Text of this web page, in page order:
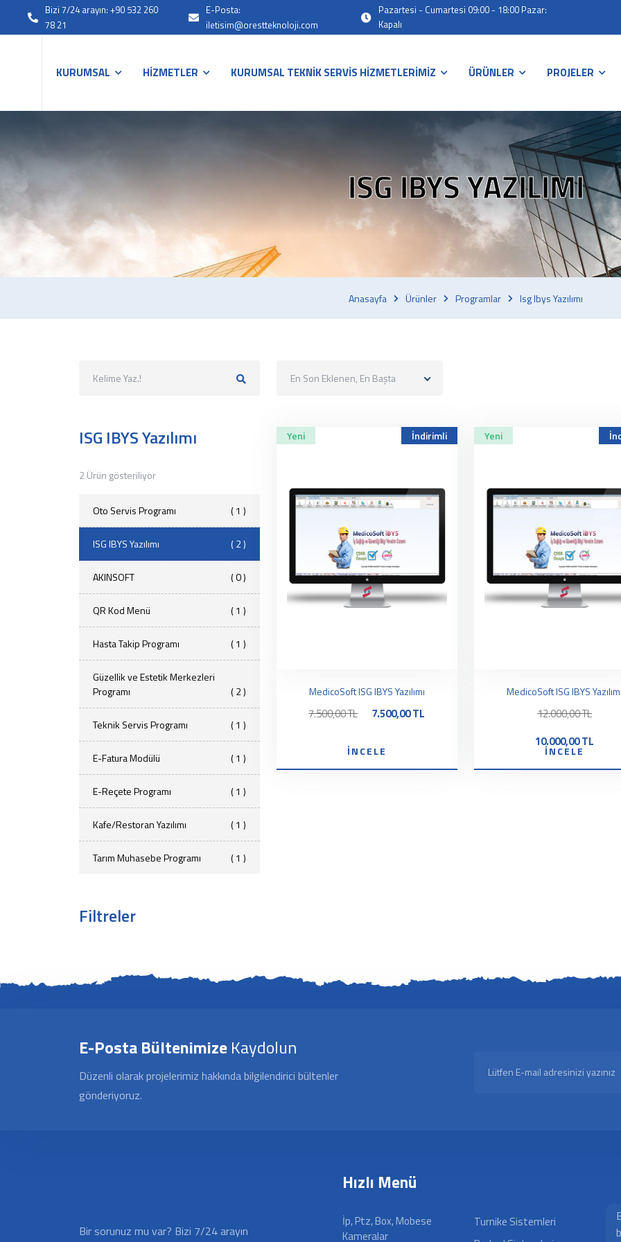
Bizi 7/24 arayın: +90 532 260
78 21
E-Posta:
iletisim@orestteknoloji.com
Pazartesi - Cumartesi 09:00 - 18:00 Pazar:
Kapalı
KURUMSAL HİZMETLER KURUMSAL TEKNİK SERVİS HİZMETLERİMİZ ÜRÜNLER PROJELER
ISG IBYS YAZILIMI
Anasayfa Ürünler Programlar Isg Ibys Yazılımı
ISG IBYS Yazılımı
2 Ürün gösteriliyor
Oto Servis Programı ( 1 )
ISG IBYS Yazılımı ( 2 )
AKINSOFT ( 0 )
QR Kod Menü ( 1 )
Hasta Takip Programı ( 1 )
Güzellik ve Estetik Merkezleri
Programı
( 2 )
Teknik Servis Programı ( 1 )
E-Fatura Modülü ( 1 )
E-Reçete Programı ( 1 )
Kafe/Restoran Yazılımı ( 1 )
Tarım Muhasebe Programı ( 1 )
Filtreler
En Son Eklenen, En Başta
Yeni İndirimli
MedicoSoft ISG IBYS Yazılımı
7.500,00 TL 7.500,00 TL
İNCELE
Yeni
MedicoSoft ISG IBYS
12.000,00 TL
10.000,00 TL
İNCELE
E-Posta BültenimizeKaydolun
Düzenli olarak projelerimiz hakkında bilgilendirici bültenler
gönderiyoruz.
Bir sorunuz mu var? Bizi 7/24 arayın
Hızlı Menü
İp, Ptz, Box, Mobese
Kameralar
Turnike Sistemleri